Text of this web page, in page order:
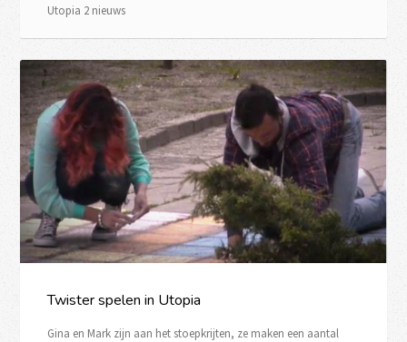
Utopia 2 nieuws
Twister spelen in Utopia
Gina en Mark zijn aan het stoepkrijten, ze maken een aantal